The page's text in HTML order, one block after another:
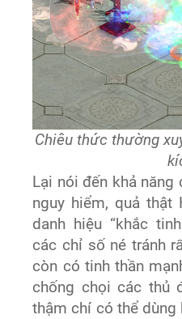
Chiêu thức thường
Lại nói đến khả
nguy hiểm, quả thật
danh hiệu “khắc
các chỉ số né tránh
còn có tinh thần
chống chọi các thủ
thậm chí có thể dùng